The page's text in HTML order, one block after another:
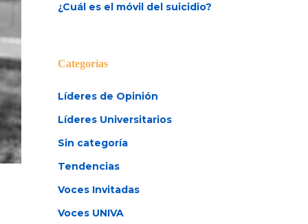
¿Cuál es el móvil del suicidio?
Categorías
Líderes de Opinión
Líderes Universitarios
Sin categoría
Tendencias
Voces Invitadas
Voces UNIVA